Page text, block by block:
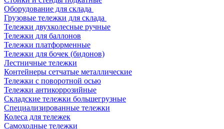
Оборудование для склада
Грузовые тележки для склада
Тележки двухколесные ручные
Тележки для баллонов
Тележки платформенные
Тележки для бочек (бидонов)
Лестничные тележки
Контейнеры сетчатые металлические
Тележки с поворотной осью
Тележки антикоррозийные
Складские тележки большегрузные
Специализированные тележки
Колеса для тележек
Самоходные тележки